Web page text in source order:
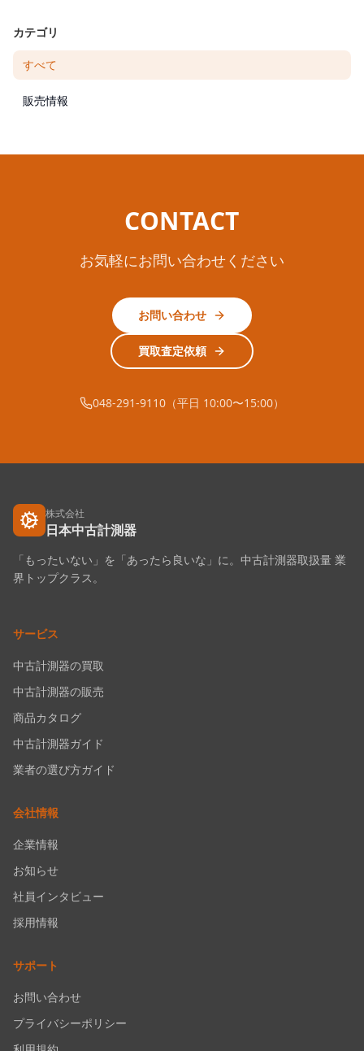
カテゴリ
すべて
販売情報
CONTACT
お気軽にお問い合わせください
お問い合わせ
買取査定依頼
048-291-9110（平日 10:00〜15:00）
株式会社
日本中古計測器
「もったいない」を「あったら良いな」に。中古計測器取扱量 業
界トップクラス。
サービス
中古計測器の買取
中古計測器の販売
商品カタログ
中古計測器ガイド
業者の選び方ガイド
会社情報
企業情報
お知らせ
社員インタビュー
採用情報
サポート
お問い合わせ
プライバシーポリシー